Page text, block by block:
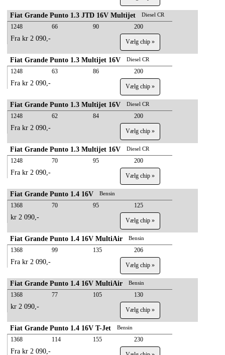
Fiat Grande Punto 1.3 JTD 16V Multijet Diesel CR
1248 66 90 200
Fra kr 2 090,- Vælg chip »
Fiat Grande Punto 1.3 Multijet 16V Diesel CR
1248 63 86 200
Fra kr 2 090,- Vælg chip »
Fiat Grande Punto 1.3 Multijet 16V Diesel CR
1248 62 84 200
Fra kr 2 090,- Vælg chip »
Fiat Grande Punto 1.3 Multijet 16V Diesel CR
1248 70 95 200
Fra kr 2 090,- Vælg chip »
Fiat Grande Punto 1.4 16V Bensin
1368 70 95 125
kr 2 090,- Vælg chip »
Fiat Grande Punto 1.4 16V MultiAir Bensin
1368 99 135 206
Fra kr 2 090,- Vælg chip »
Fiat Grande Punto 1.4 16V MultiAir Bensin
1368 77 105 130
kr 2 090,- Vælg chip »
Fiat Grande Punto 1.4 16V T-Jet Bensin
1368 114 155 230
Fra kr 2 090,-